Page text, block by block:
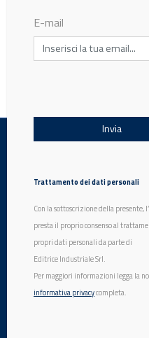
Testata
Se vuoi
Scarica il mediakit
Editrice Industriale
E-mail
Trattamento dei dati personali
Con la sottoscrizione della presente,
presta il proprio consenso al
propri dati personali da parte di
Editrice Industriale Srl.
Per maggiori informazioni legga la
informativa privacycompleta.